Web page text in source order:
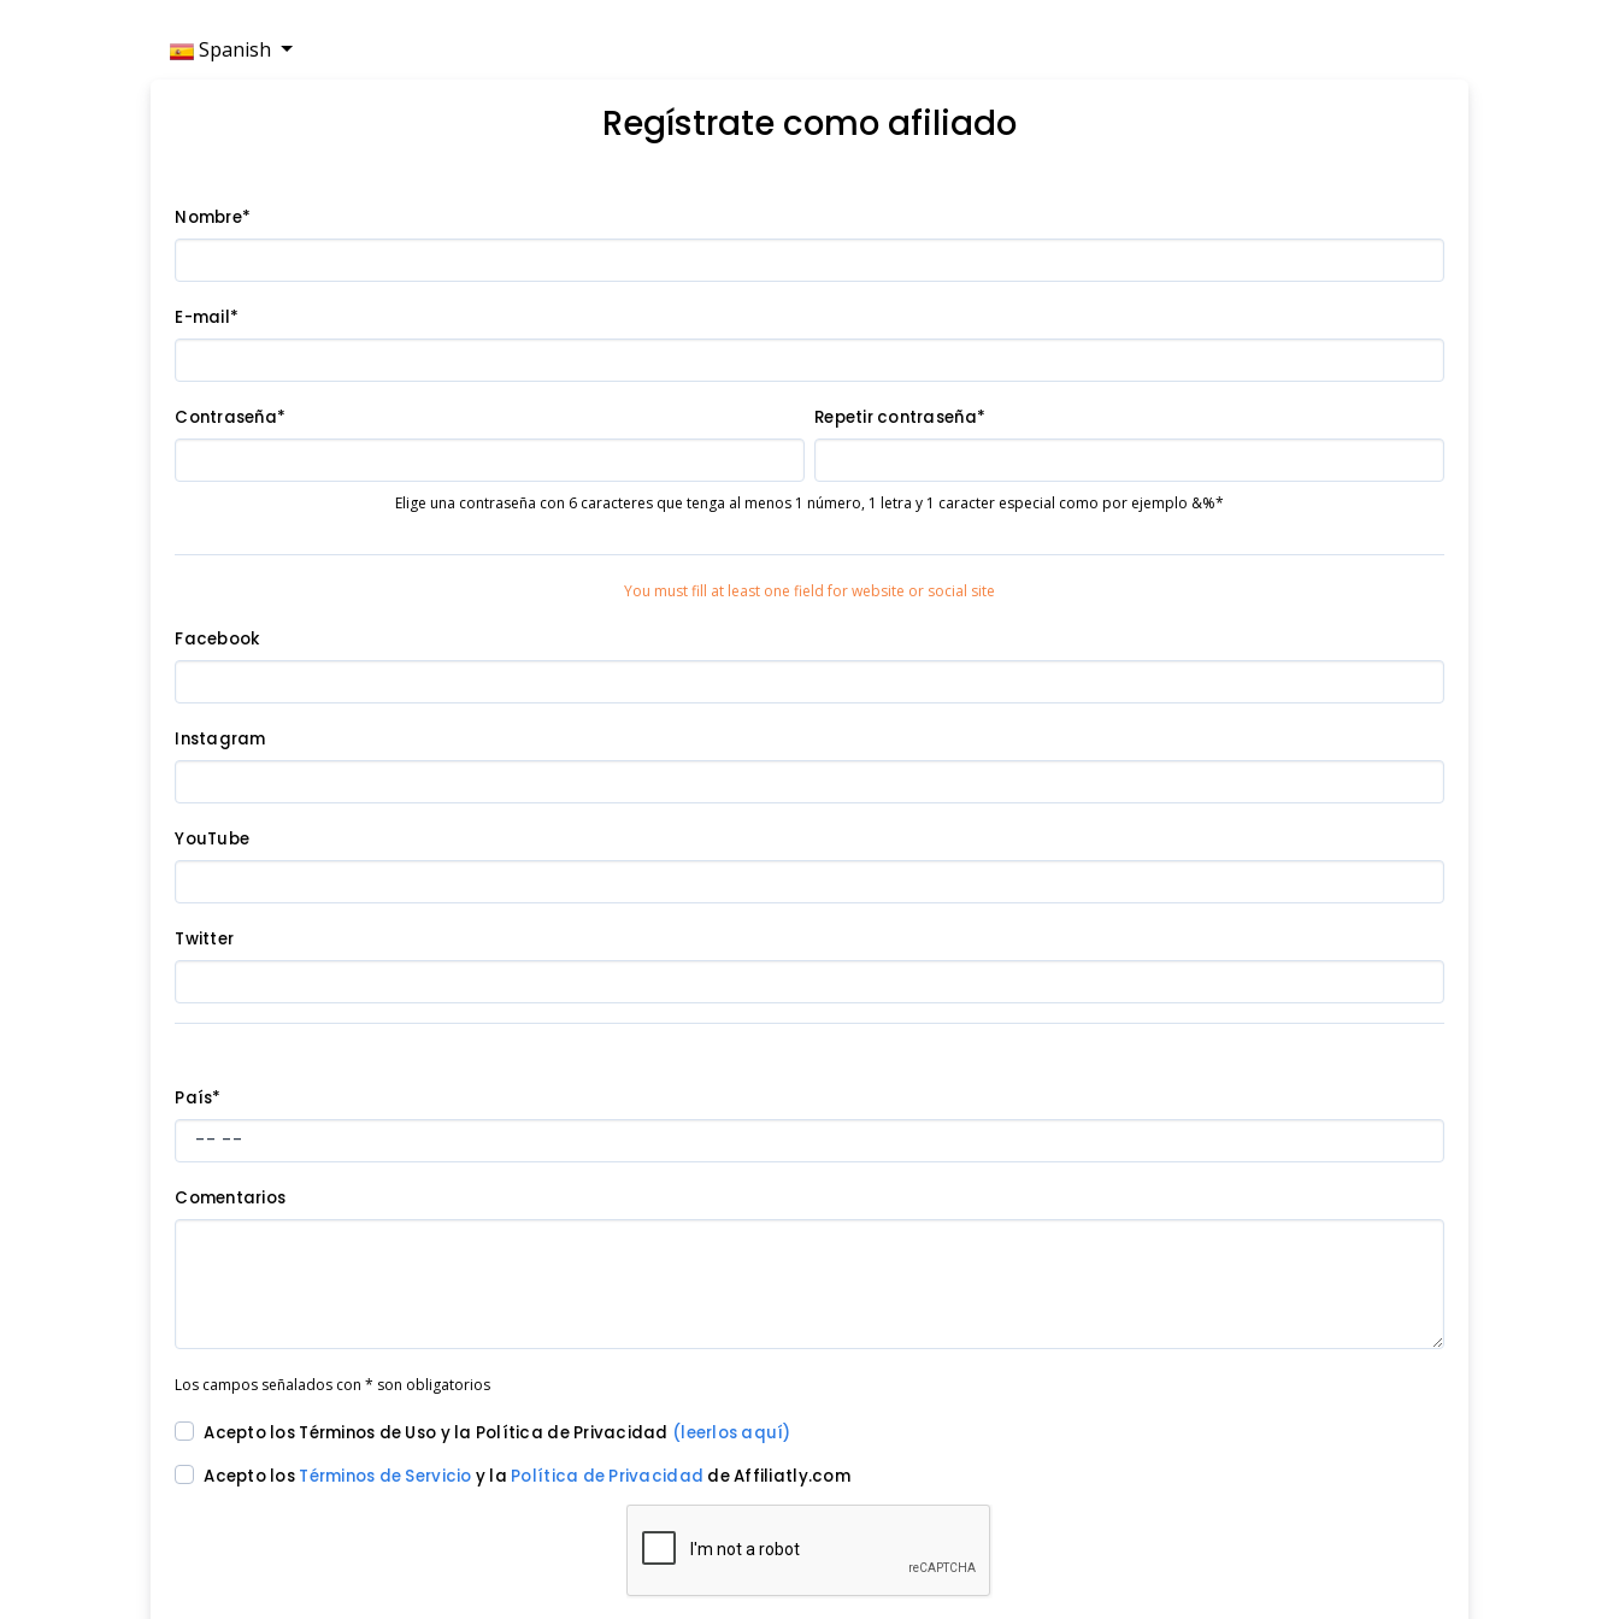
Spanish
Regístrate como afiliado
Nombre*
E-mail*
Contraseña* Repetir contraseña*
Elige una contraseña con 6 caracteres que tenga al menos 1 número, 1 letra y 1 caracter especial como por ejemplo &%*
You must fill at least one field for website or social site
Facebook
Instagram
YouTube
Twitter
País*
Comentarios
Los campos señalados con * son obligatorios
Acepto los Términos de Uso y la Política de Privacidad (leerlos aquí)
Acepto los Términos de Servicio y la Política de Privacidad de Affiliatly.com